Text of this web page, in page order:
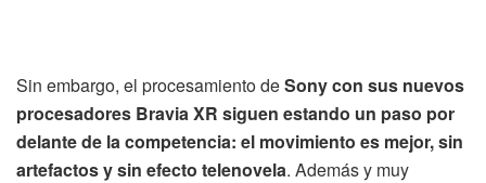
Sin embargo, el procesamiento deSony con sus nuevos
procesadores Bravia XR siguen estando un paso por
delante de la competencia: el movimiento es mejor, sin
artefactos y sin efecto telenovela. Además y muy